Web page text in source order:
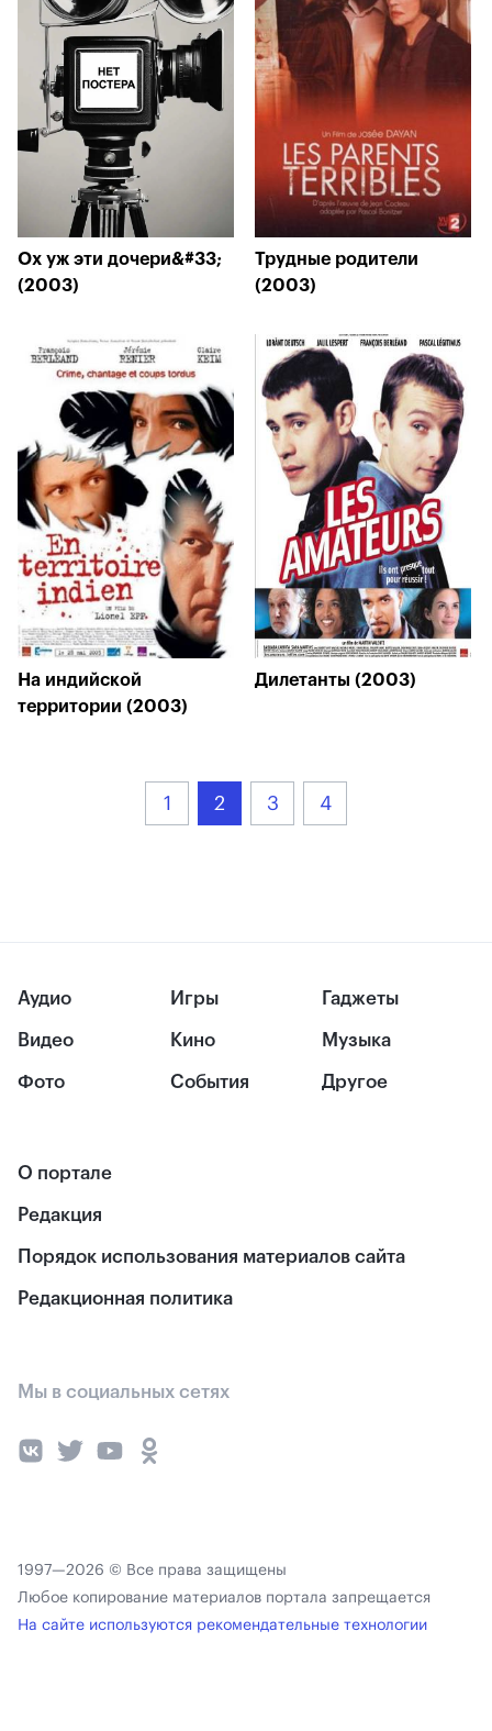
Ох уж эти дочери&#33;
(2003)
Трудные родители
(2003)
На индийской
территории (2003)
Дилетанты (2003)
1 2 3 4
Аудио
Видео
Фото
Игры
Кино
События
Гаджеты
Музыка
Другое
О портале
Редакция
Порядок использования материалов сайта
Редакционная политика
Мы в социальных сетях
1997—2026 © Все права защищены
Любое копирование материалов портала запрещается
На сайте используются рекомендательные технологии